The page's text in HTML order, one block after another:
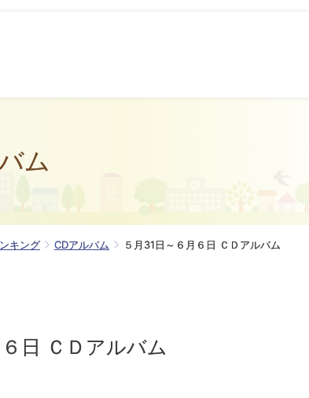
ム
キング CDアルバム ５月31日～６月６日 ＣＤアルバム
日 ＣＤアルバム